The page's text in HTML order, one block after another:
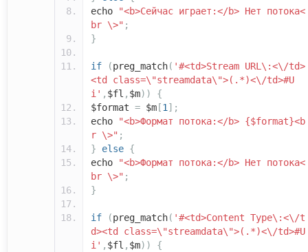
echo
"<b>Сейчас играет:</b> Нет потока<
br \>" ;
}
if (preg_match( '#<td>Stream URL\:<\/td>
<td class=\"streamdata\">(.*)<\/td>#U
i' , $fl , $m))
{
$format = $m [1];
echo
"<b>Формат потока:</b> {$format}<b
r \>" ;
}
else {
echo
"<b>Формат потока:</b> Нет потока<
br \>" ;
}
if (preg_match( '#<td>Content Type\:<\/t
d><td class=\"streamdata\">(.*)<\/td>#U
i' , $fl , $m))
{